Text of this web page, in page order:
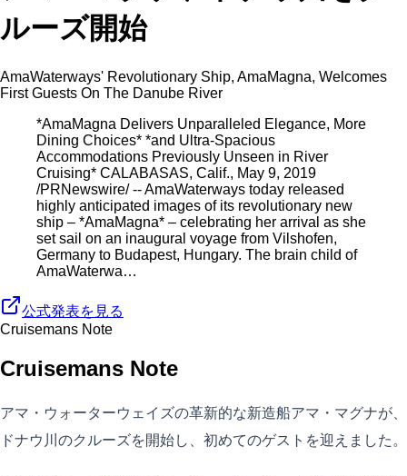
ルーズ開始
AmaWaterways' Revolutionary Ship, AmaMagna, Welcomes
First Guests On The Danube River
*AmaMagna Delivers Unparalleled Elegance, More
Dining Choices* *and Ultra-Spacious
Accommodations Previously Unseen in River
Cruising* CALABASAS, Calif., May 9, 2019
/PRNewswire/ -- AmaWaterways today released
highly anticipated images of its revolutionary new
ship – *AmaMagna* – celebrating her arrival as she
set sail on an inaugural voyage from Vilshofen,
Germany to Budapest, Hungary. The brain child of
AmaWaterwa…
公式発表を見る
Cruisemans Note
Cruisemans Note
アマ・ウォーターウェイズの革新的な新造船アマ・マグナが、
ドナウ川のクルーズを開始し、初めてのゲストを迎えました。